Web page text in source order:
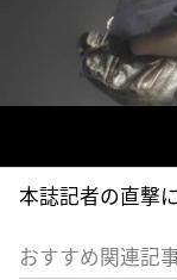
本誌記者の直撃
おすすめ関連記